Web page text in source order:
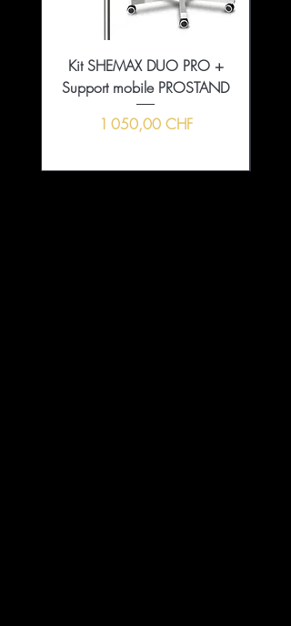
Kit SHEMAX DUO PRO +
Support mobile PROSTAND
Prix
1 050,00 CHF